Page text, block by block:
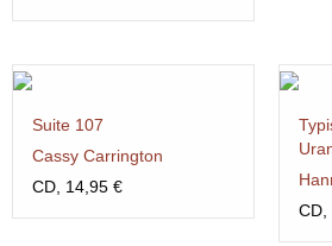
Suite 107
Cassy Carrington
CD, 14,95 €
CD,